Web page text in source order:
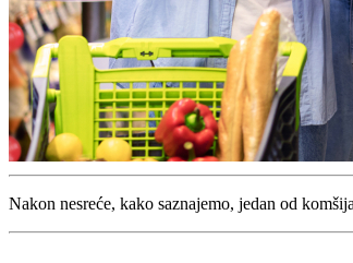
Nakon nesreće, kako saznajemo, jedan od